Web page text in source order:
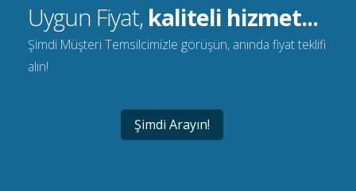
Uygun Fiyat, kaliteli hizmet...
Şimdi Müşteri Temsilcimizle görüşün, anında fiyat teklifi
alın!
Şimdi Arayın!